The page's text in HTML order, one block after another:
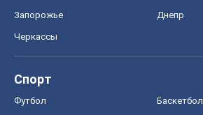
Запорожье Днепр
Черкассы
Спорт
Футбол Баскетбол